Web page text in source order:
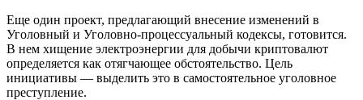
Еще один проект, предлагающий внесение изменений в
Уголовный и Уголовно-процессуальный кодексы, готовится.
В нем хищение электроэнергии для добычи криптовалют
определяется как отягчающее обстоятельство. Цель
инициативы — выделить это в самостоятельное уголовное
преступление.